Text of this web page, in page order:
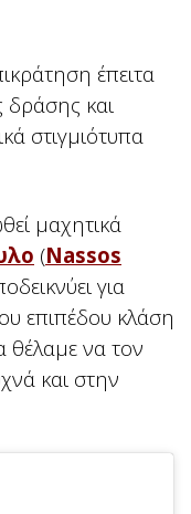
έπειτα
δράσης και
στιγμιότυπα
μαχητικά
(Nassos
για
επιπέδου κλάση
θέλαμε να τον
και στην